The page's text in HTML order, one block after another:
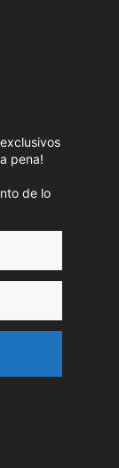
pena!
de lo